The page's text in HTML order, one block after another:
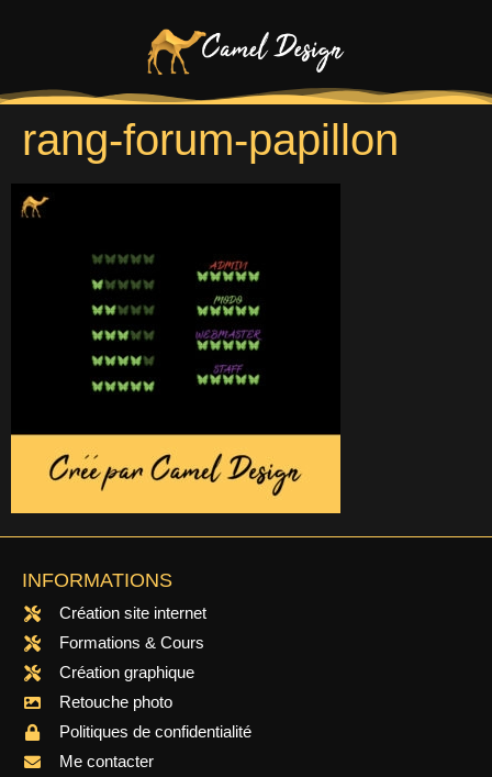
rang-forum-papillon
INFORMATIONS
Création site internet
Formations & Cours
Création graphique
Retouche photo
Politiques de confidentialité
Me contacter